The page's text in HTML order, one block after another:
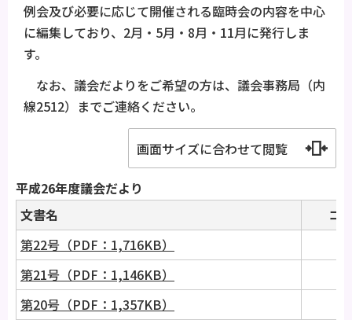
例会及び必要に応じて開催される臨時会の内容を中心
に編集しており、2月・5月・8月・11月に発行しま
す。
なお、議会だよりをご希望の方は、議会事務局（内
線2512）までご連絡ください。
画面サイズに合わせて閲覧
平成26年度議会だより
文書名
コ
第22号（PDF：1,716KB）
第21号（PDF：1,146KB）
第20号（PDF：1,357KB）